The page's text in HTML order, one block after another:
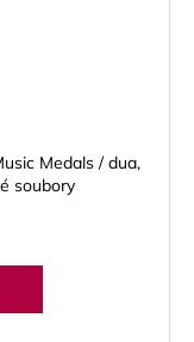
Medals / dua,
soubory